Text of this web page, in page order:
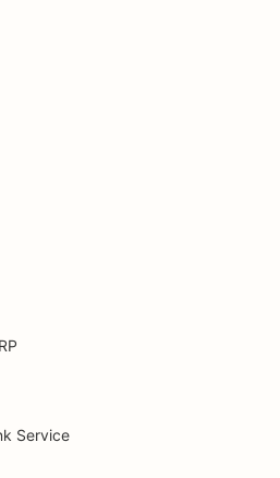
de buffet
casuais
de veículos
Service